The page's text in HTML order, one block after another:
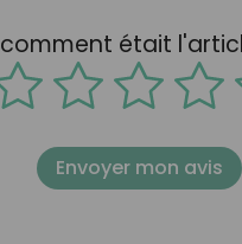
comment était
Envoyer mon avis